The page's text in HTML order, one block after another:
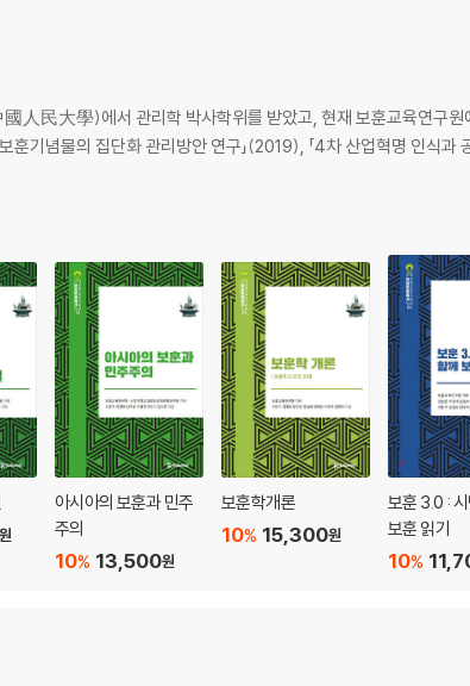
人民大學)에서 관리학 박사학위를 받았고, 현재 보훈교육연구원
기념물의 집단화 관리방안 연구」(2019), 「4차 산업혁명 인식과
원
아시아의 보훈과 민주
주의
13,500원
10%
보훈학개론
15,300원
10%
보훈 3.0 :
보훈 읽기
10%